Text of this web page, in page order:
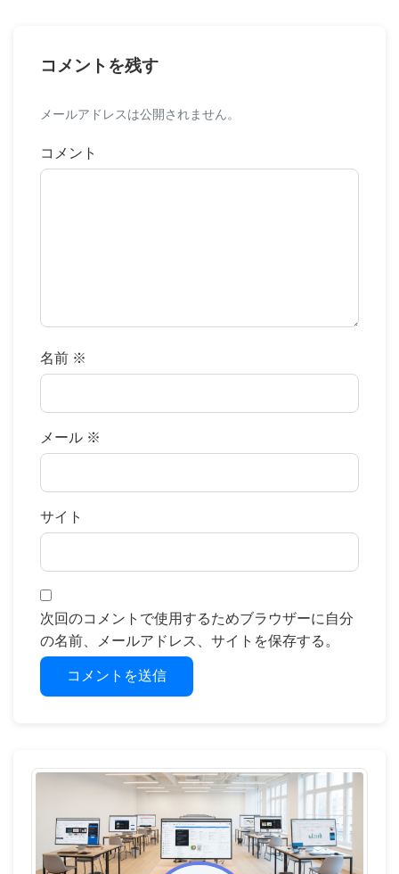
コメントを残す
メールアドレスは公開されません。
コメント
名前 ※
メール ※
サイト
次回のコメントで使用するためブラウザーに自分
の名前、メールアドレス、サイトを保存する。